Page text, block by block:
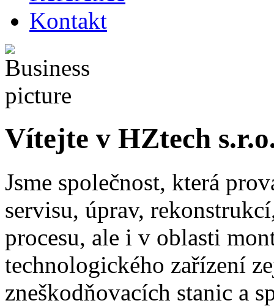
Kontakt
Vítejte v HZtech
Jsme společnost, která
servisu, úprav,
procesu, ale i v oblasti
technologického zařízení
zneškodňovacích stanic a